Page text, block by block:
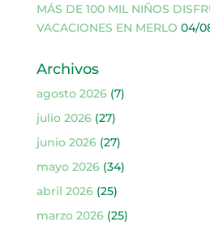
MÁS DE 100 MIL NIÑOS
VACACIONES EN MERLO 04/
Archivos
agosto 2026(7)
julio 2026(27)
junio 2026(27)
mayo 2026(34)
abril 2026(25)
marzo 2026(25)